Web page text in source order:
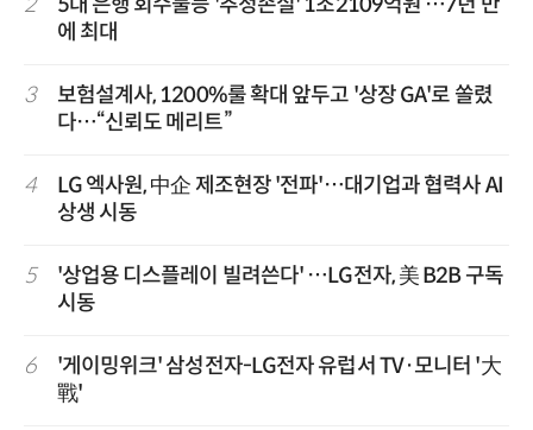
에 최대
3
보험설계사, 1200%룰 확대 앞두고 '상장 GA'로 쏠렸
다…“신뢰도 메리트”
4
LG 엑사원, 中企 제조현장 '전파'…대기업과 협력사 AI
상생 시동
5
'상업용 디스플레이 빌려쓴다' …LG전자, 美 B2B 구독
시동
6
'게이밍위크' 삼성전자-LG전자 유럽서 TV·모니터 '大
戰'